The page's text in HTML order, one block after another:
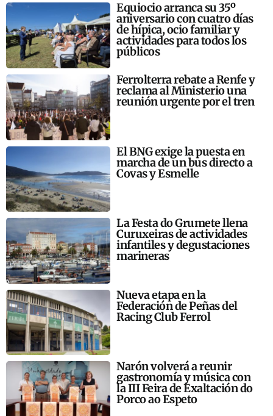
Equiocio arranca su 35º
aniversario con cuatro días
de hípica, ocio familiar y
actividades para todos los
públicos
Ferrolterra rebate a Renfe y
reclama al Ministerio una
reunión urgente por el tren
El BNG exige la puesta en
marcha de un bus directo a
Covas y Esmelle
La Festa do Grumete llena
Curuxeiras de actividades
infantiles y degustaciones
marineras
Nueva etapa en la
Federación de Peñas del
Racing Club Ferrol
Narón volverá a reunir
gastronomía y música con
la III Feira de Exaltación do
Porco ao Espeto